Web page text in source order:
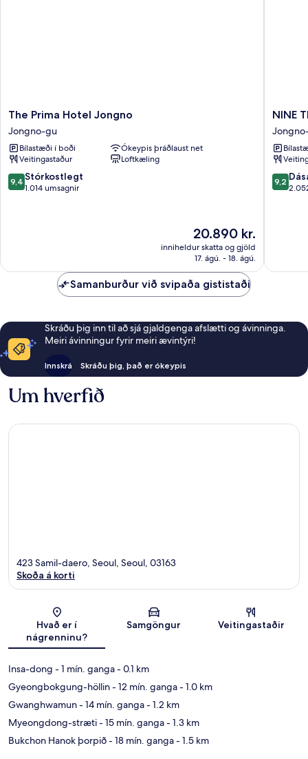
The
Prima
Hotel
Jongno
Jongno-
gu
The Prima Hotel Jongno
Jongno-gu
Bílastæði í boði
Ókeypis þráðlaust net
Veitingastaður
Loftkæling
9.4
af
9,4 Stórkostlegt
1.014 umsagnir
Verðið
20.890 kr.
20.890 kr.
inniheldur skatta og gjöld
17. ágú. - 18. ágú.
NINE
TREE
BY
PARNAS
SEOUL
Jongno-
NINE
9.2
af
9,2
Samanburður við svipaða gististaði
Skráðu þig inn til að sjá gjaldgenga afslætti og ávinninga.
Meiri ávinningur fyrir meiri ævintýri!
Innskrá Skráðu þig, það er ókeypis
Um hverfið
Kort
423 Samil-daero, Seoul, Seoul, 03163
Skoða á korti
Hvað er í
nágrenninu?
Samgöngur Veitingastaðir
Insa-dong - 1 mín. ganga- 0.1 km
Gyeongbokgung-höllin- 12 mín. ganga- 1.0 km
Gwanghwamun- 14 mín. ganga- 1.2 km
Myeongdong-stræti- 15 mín. ganga- 1.3 km
Bukchon Hanok þorpið- 18 mín. ganga- 1.5 km